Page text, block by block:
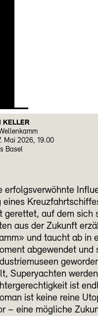
KELLER
Mai 2026, 19.00
Basel
erfolgsverwöhnte
eines
gerettet, auf dem sich
aus der Zukunft
und taucht ab in
abgewendet und
Superyachten
ist
ist keine reine
– eine mögliche